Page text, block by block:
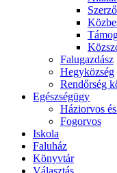
Falugazdász
Hegyközség
Rendőrség
Egészségügy
Háziorvos
Fogorvos
Iskola
Faluház
Könyvtár
Választás